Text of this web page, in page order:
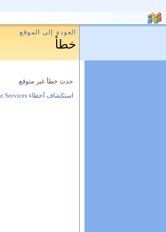
العودة إلى الموقع
خطأ
حدث خطأ غير متوقع.
استكشاف أخطاء Windows SharePoint Services وإصلاحها.